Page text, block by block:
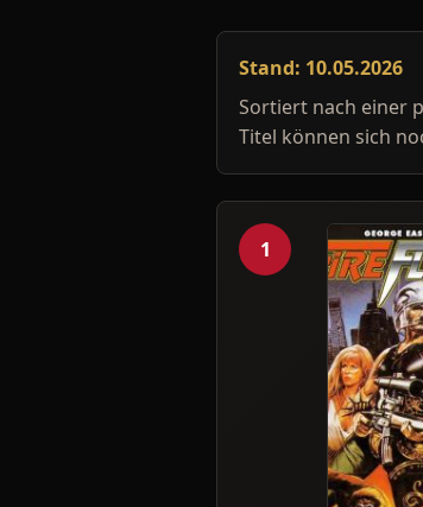
Stand: 10.05.2026
Sortiert nach einer
Titel können sich
1